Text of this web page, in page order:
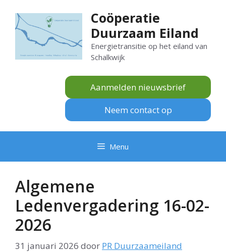
naar
inhoud
Coöperatie
Duurzaam Eiland
Energietransitie op het eiland van
Schalkwijk
Aanmelden nieuwsbrief
Neem contact op
Menu
Algemene
Ledenvergadering 16-02-
2026
31 januari 2026 door PR Duurzaameiland